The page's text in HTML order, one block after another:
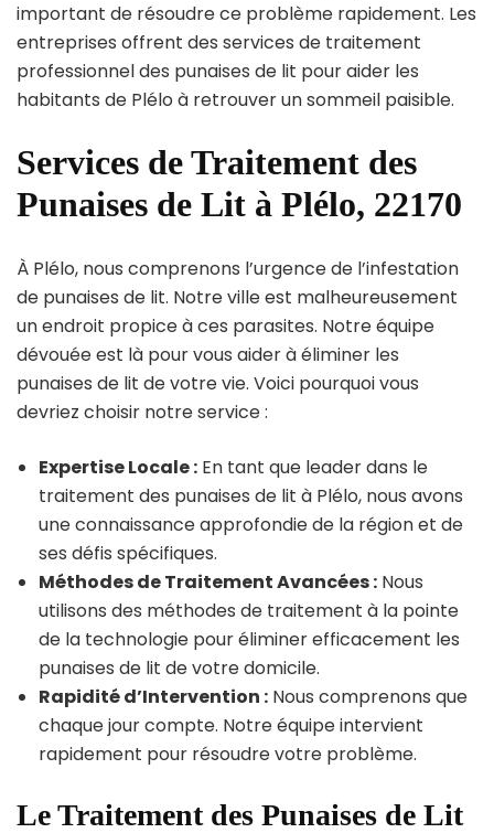
important de résoudre ce problème rapidement. Les
entreprises offrent des services de traitement
professionnel des punaises de lit pour aider les
habitants de Plélo à retrouver un sommeil paisible.
Services de Traitement des
Punaises de Lit à Plélo, 22170
À Plélo, nous comprenons l’urgence de l’infestation
de punaises de lit. Notre ville est malheureusement
un endroit propice à ces parasites. Notre équipe
dévouée est là pour vous aider à éliminer les
punaises de lit de votre vie. Voici pourquoi vous
devriez choisir notre service :
Expertise Locale : En tant que leader dans le
traitement des punaises de lit à Plélo, nous avons
une connaissance approfondie de la région et de
ses défis spécifiques.
Méthodes de Traitement Avancées : Nous
utilisons des méthodes de traitement à la pointe
de la technologie pour éliminer efficacement les
punaises de lit de votre domicile.
Rapidité d’Intervention : Nous comprenons que
chaque jour compte. Notre équipe intervient
rapidement pour résoudre votre problème.
Le Traitement des Punaises de Lit